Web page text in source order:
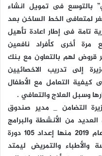
بالتوسع فى تمويل انشاء
لمتعافى الخط الساخن بعد
تامة فى إطار اعادة تأهيل
مرة أخرى كأفراد نافعين
قروض لهم بالتعاون مع بنك
إلى تدريب الاخصائيين
كيفية التعامل مع الأطفال
وسبل العلاج والتعافي .
التضامن _ مدير صندوق
من الأنشطة والبرامج
المختلفة التى تم تنفيذها خلال عام 2019 منها إعداد 105 دورة
والأطباء والتمريض ليمتد